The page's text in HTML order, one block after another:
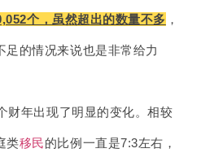
个，虽然超出的数量不多 ，
的情况来说也是非常给力
财年出现了明显的变化。相较
类移民的比例一直是7:3左右，